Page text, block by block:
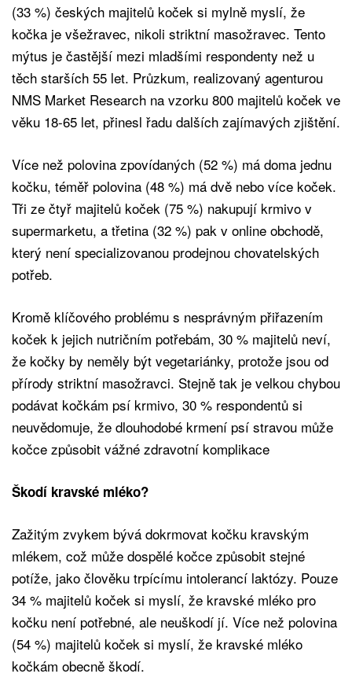
(33 %) českých majitelů koček si mylně myslí, že
kočka je všežravec, nikoli striktní masožravec. Tento
mýtus je častější mezi mladšími respondenty než u
těch starších 55 let. Průzkum, realizovaný agenturou
NMS Market Research na vzorku 800 majitelů koček ve
věku 18-65 let, přinesl řadu dalších zajímavých zjištění.
Více než polovina zpovídaných (52 %) má doma jednu
kočku, téměř polovina (48 %) má dvě nebo více koček.
Tři ze čtyř majitelů koček (75 %) nakupují krmivo v
supermarketu, a třetina (32 %) pak v online obchodě,
který není specializovanou prodejnou chovatelských
potřeb.
Kromě klíčového problému s nesprávným přiřazením
koček k jejich nutričním potřebám, 30 % majitelů neví,
že kočky by neměly být vegetariánky, protože jsou od
přírody striktní masožravci. Stejně tak je velkou chybou
podávat kočkám psí krmivo, 30 % respondentů si
neuvědomuje, že dlouhodobé krmení psí stravou může
kočce způsobit vážné zdravotní komplikace
Škodí kravské mléko?
Zažitým zvykem bývá dokrmovat kočku kravským
mlékem, což může dospělé kočce způsobit stejné
potíže, jako člověku trpícímu intolerancí laktózy. Pouze
34 % majitelů koček si myslí, že kravské mléko pro
kočku není potřebné, ale neuškodí jí. Více než polovina
(54 %) majitelů koček si myslí, že kravské mléko
kočkám obecně škodí.